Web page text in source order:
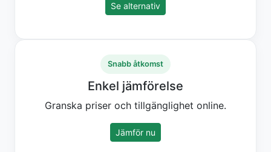
Se alternativ
Snabb åtkomst
Enkel jämförelse
Granska priser och tillgänglighet online.
Jämför nu